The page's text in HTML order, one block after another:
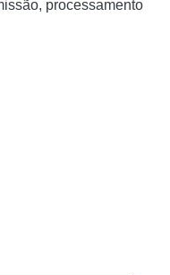
processamento